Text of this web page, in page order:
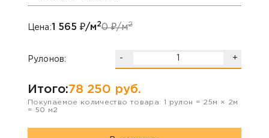
Цена:1 565 ₽/м20₽/м2
Рулонов: - +
Итого:78 250 руб.
Покупаемое количество товара: 1 рулон = 25м × 2м
= 50 м2